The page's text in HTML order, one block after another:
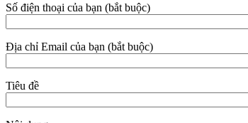
Số điện thoại của bạn (bắt buộc)
Địa chỉ Email của bạn (bắt buộc)
Tiêu đề